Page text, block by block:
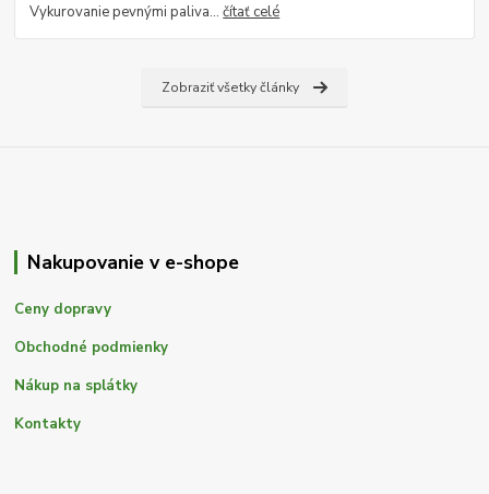
Vykurovanie pevnými paliva...čítať celé
Zobraziť všetky články
Nakupovanie v e-shope
Ceny dopravy
Obchodné podmienky
Nákup na splátky
Kontakty